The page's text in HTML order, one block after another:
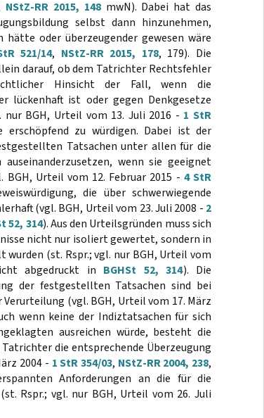
NStZ-RR 2015, 148mwN). Dabei hat das
selbst dann hinzunehmen,
oder überzeugender gewesen wäre
521/14, NStZ-RR 2015, 178, 179). Die
darauf, ob dem Tatrichter Rechtsfehler
Hinsicht der Fall, wenn die
lückenhaft ist oder gegen Denkgesetze
BGH, Urteil vom 13. Juli 2016 - 1 StR
zu würdigen. Dabei ist der
Tatsachen unter allen für die
wenn sie geeignet
BGH, Urteil vom 12. Februar 2015 - 4 StR
die über schwerwiegende
(vgl. BGH, Urteil vom 23. Juli 2008 - 2
52, 314). Aus den Urteilsgründen muss sich
nicht nur isoliert gewertet, sondern in
(st. Rspr.; vgl. nur BGH, Urteil vom
abgedruckt in BGHSt 52, 314). Die
der festgestellten Tatsachen sind bei
(vgl. BGH, Urteil vom 17. März
wenn keine der Indiztatsachen für sich
ausreichen würde, besteht die
die entsprechende Überzeugung
2004 - 1 StR 354/03, NStZ-RR 2004, 238,
Anforderungen an die für die
Rspr.; vgl. nur BGH, Urteil vom 26. Juli